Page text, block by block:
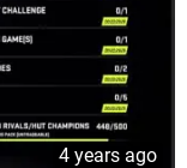
4 years ago